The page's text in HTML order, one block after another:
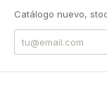
Catálogo nuevo,